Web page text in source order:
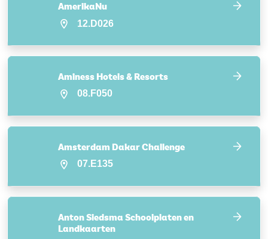
AmerikaNu
12.D026
Aminess Hotels & Resorts
08.F050
Amsterdam Dakar Challenge
07.E135
Anton Siedsma Schoolplaten en
Landkaarten